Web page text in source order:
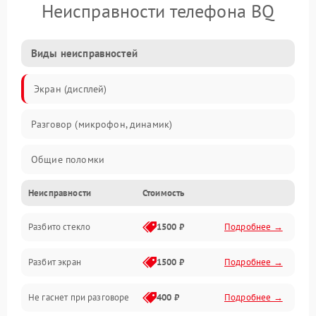
Неисправности телефона BQ
Виды неисправностей
Экран (дисплей)
Разговор (микрофон, динамик)
Общие поломки
Проблемы связи
Камеры
Проблемы с дисплеем и сенсором
Зарядка
Неисправности Стоимость
Разбито стекло 1500 ₽ Подробнее →
Разбит экран 1500 ₽ Подробнее →
Не гаснет при разговоре 400 ₽ Подробнее →